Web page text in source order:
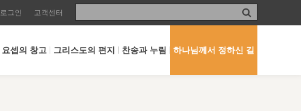
로그인 고객센터
요셉의 창고 그리스도의 편지 찬송과 누림 하나님께서 정하신 길